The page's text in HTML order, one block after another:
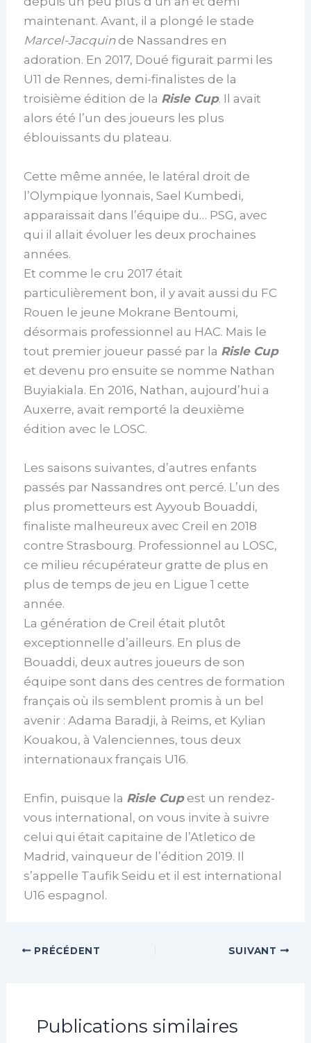
maintenant. Avant, il a plongé le stade
Marcel-Jacquinde Nassandres en
adoration. En 2017, Doué figurait parmi les
U11 de Rennes, demi-finalistes de la
troisième édition de la Risle Cup. Il avait
alors été l’un des joueurs les plus
éblouissants du plateau.
Cette même année, le latéral droit de
l’Olympique lyonnais, Sael Kumbedi,
apparaissait dans l’équipe du… PSG, avec
qui il allait évoluer les deux prochaines
années.
Et comme le cru 2017 était
particulièrement bon, il y avait aussi du FC
Rouen le jeune Mokrane Bentoumi,
désormais professionnel au HAC. Mais le
tout premier joueur passé par la Risle Cup
et devenu pro ensuite se nomme Nathan
Buyiakiala. En 2016, Nathan, aujourd’hui a
Auxerre, avait remporté la deuxième
édition avec le LOSC.
Les saisons suivantes, d’autres enfants
passés par Nassandres ont percé. L’un des
plus prometteurs est Ayyoub Bouaddi,
finaliste malheureux avec Creil en 2018
contre Strasbourg. Professionnel au LOSC,
ce milieu récupérateur gratte de plus en
plus de temps de jeu en Ligue 1 cette
année.
La génération de Creil était plutôt
exceptionnelle d’ailleurs. En plus de
Bouaddi, deux autres joueurs de son
équipe sont dans des centres de formation
français où ils semblent promis à un bel
avenir : Adama Baradji, à Reims, et Kylian
Kouakou, à Valenciennes, tous deux
internationaux français U16.
Enfin, puisque la Risle Cupest un rendez-
vous international, on vous invite à suivre
celui qui était capitaine de l’Atletico de
Madrid, vainqueur de l’édition 2019. Il
s’appelle Taufik Seidu et il est international
U16 espagnol.
PRÉCÉDENT SUIVANT
Publications similaires